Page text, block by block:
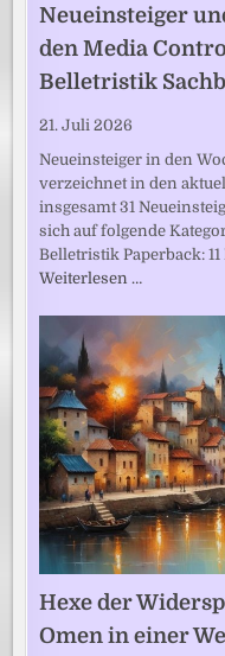
Neueinsteiger
den Media
Belletristik
21. Juli 2026
Neueinsteiger in den
verzeichnet in den
insgesamt 31
sich auf folgende
Belletristik Paperback:
Weiterlesen …
Hexe der
Omen in einer